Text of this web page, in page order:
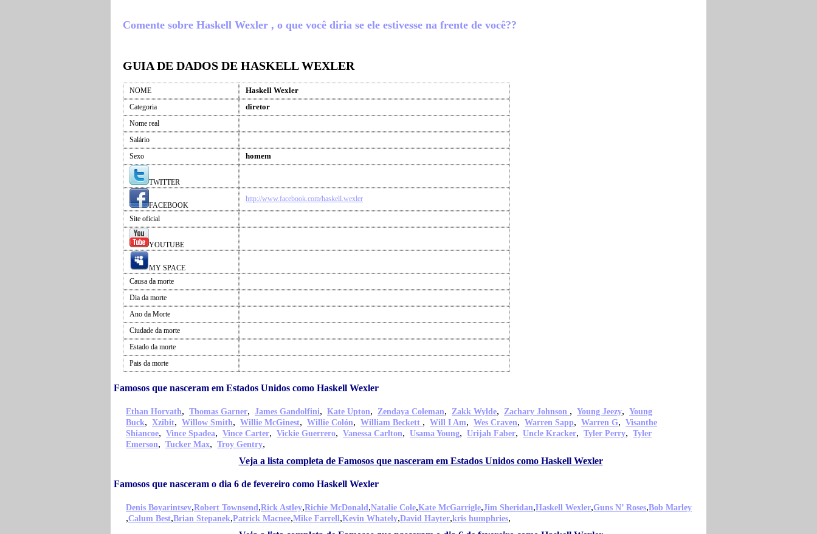
Comente sobre Haskell Wexler , o que você diria se ele estivesse na frente de você??
GUIA DE DADOS DE HASKELL WEXLER
NOME Haskell Wexler
Categoria diretor
Nome real
Salário
Sexo
homem
TWITTER
FACEBOOK
http://www.facebook.com/haskell.wexler
Site oficial
YOUTUBE
MY SPACE
Causa da morte
Dia da morte
Ano da Morte
Ciudade da morte
Estado da morte
Pais da morte
Famosos que nasceram em Estados Unidos como Haskell Wexler
Ethan Horvath, Thomas Garner, James Gandolfini, Kate Upton, Zendaya Coleman, Zakk Wylde, Zachary Johnson , Young Jeezy, Young
Buck, Xzibit, Willow Smith, Willie McGinest, Willie Colón, William Beckett , Will I Am, Wes Craven, Warren Sapp, Warren G, Visanthe
Shiancoe, Vince Spadea, Vince Carter, Vickie Guerrero, Vanessa Carlton, Usama Young, Urijah Faber, Uncle Kracker, Tyler Perry, Tyler
Emerson, Tucker Max, Troy Gentry,
Veja a lista completa de Famosos que nasceram em Estados Unidos como Haskell Wexler
Famosos que nasceram o dia 6 de fevereiro como Haskell Wexler
Denis Boyarintsev,Robert Townsend,Rick Astley,Richie McDonald,Natalie Cole,Kate McGarrigle,Jim Sheridan,Haskell Wexler,Guns N’ Roses,Bob Marley
,Calum Best,Brian Stepanek,Patrick Macnee,Mike Farrell,Kevin Whately,David Hayter,kris humphries,